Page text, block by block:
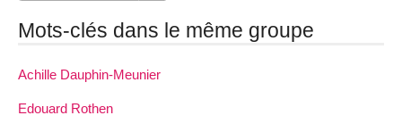
Mots-clés dans le même groupe
Achille Dauphin­-Meunier
Edouard Rothen